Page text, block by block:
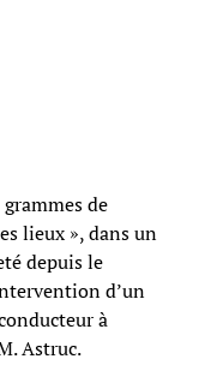
de
lieux », dans un
depuis le
d’un
à
Astruc.